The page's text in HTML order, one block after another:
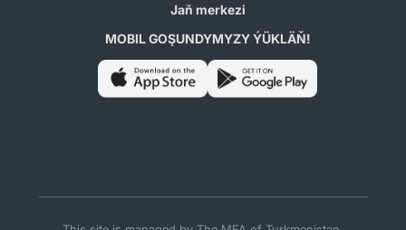
Jaň merkezi
MOBIL GOŞUNDYMYZY ÝÜKLÄŇ!